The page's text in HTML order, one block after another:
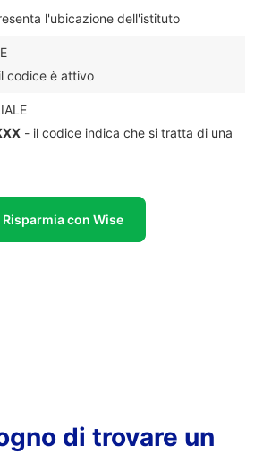
l'ubicazione dell'istituto
codice è attivo
- il codice indica che si tratta di una
Risparmia con Wise
di trovare un